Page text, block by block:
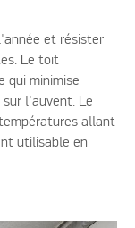
et résister
Le toit
qui minimise
l'auvent. Le
allant
utilisable en